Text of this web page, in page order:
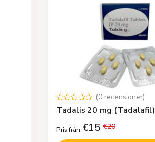
(0 recensioner)
Tadalis 20 mg (Tadalafil)
Pris från €15 €20